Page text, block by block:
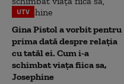
UTV
Gina Pistol a vorbit pentru
prima dată despre relația
cu tatăl ei. Cum i-a
schimbat viața fiica sa,
Josephine